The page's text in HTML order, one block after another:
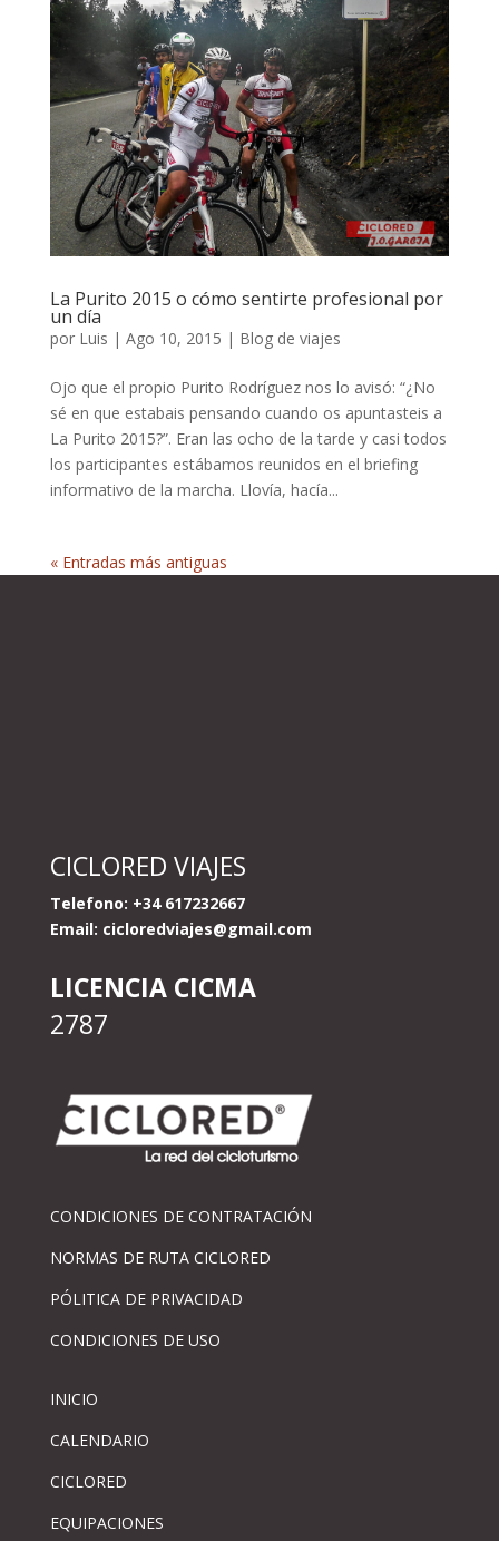
La Purito 2015 o cómo sentirte profesional por
un día
por Luis | Ago 10, 2015 | Blog de viajes
Ojo que el propio Purito Rodríguez nos lo avisó: “¿No
sé en que estabais pensando cuando os apuntasteis a
La Purito 2015?”. Eran las ocho de la tarde y casi todos
los participantes estábamos reunidos en el briefing
informativo de la marcha. Llovía, hacía...
« Entradas más antiguas
CICLORED VIAJES
Telefono: +34 617232667
Email: cicloredviajes@gmail.com
LICENCIA CICMA
2787
CONDICIONES DE CONTRATACIÓN
NORMAS DE RUTA CICLORED
PÓLITICA DE PRIVACIDAD
CONDICIONES DE USO
INICIO
CALENDARIO
CICLORED
EQUIPACIONES